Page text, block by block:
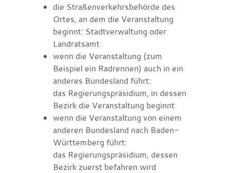
die Straßenverkehrsbehörde des
Ortes, an dem die Veranstaltung
beginnt: Stadtverwaltung oder
Landratsamt
wenn die Veranstaltung (zum
Beispiel ein Radrennen) auch in ein
anderes Bundesland führt:
das Regierungspräsidium, in dessen
Bezirk die Veranstaltung beginnt
wenn die Veranstaltung von einem
anderen Bundesland nach Baden-
Württemberg führt:
das Regierungspräsidium, dessen
Bezirk zuerst befahren wird